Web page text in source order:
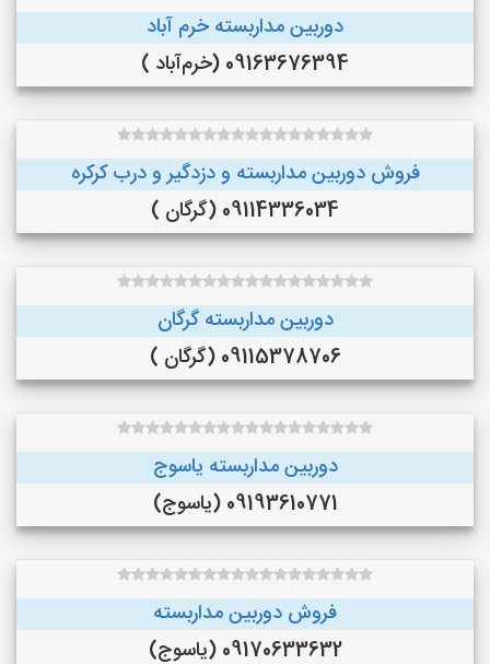
دوربین مداربسته خرم آباد
09163676394 (خرم‌آباد )
فروش دوربین مداربسته و دزدگیر و درب کرکره
09114336034 (گرگان )
دوربین مداربسته گرگان
09115378706 (گرگان )
دوربین مداربسته یاسوج
09193610771 (یاسوج)
فروش دوربین مداربسته
09170633632 (یاسوج)